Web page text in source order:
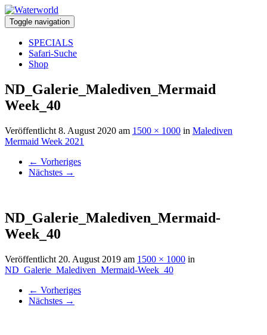
Toggle navigation
SPECIALS
Safari-Suche
Shop
ND_Galerie_Malediven_Mermaid
Week_40
Veröffentlicht 8. August 2020 am 1500 × 1000 in Malediven
Mermaid Week 2021
← Vorheriges
Nächstes →
ND_Galerie_Malediven_Mermaid-
Week_40
Veröffentlicht 20. August 2019 am 1500 × 1000 in
ND_Galerie_Malediven_Mermaid-Week_40
← Vorheriges
Nächstes →